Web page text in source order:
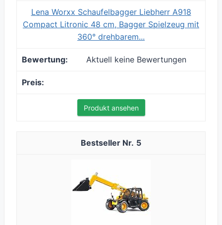
Lena Worxx Schaufelbagger Liebherr A918
Compact Litronic 48 cm, Bagger Spielzeug mit
360° drehbarem...
Aktuell keine Bewertungen
Produkt ansehen
5